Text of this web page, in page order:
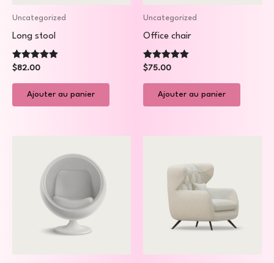
Uncategorized
Long stool
Note
sur 5
$82.00
Ajouter au panier
Uncategorized
Office chair
Note
sur 5
$75.00
Ajouter au panier